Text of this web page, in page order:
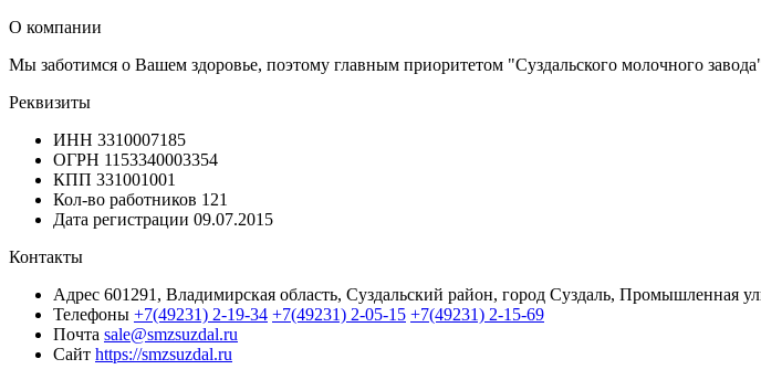
О компании
Мы заботимся о Вашем здоровье, поэтому главным приоритетом "Суздальского молочного
Реквизиты
ИНН 3310007185
ОГРН 1153340003354
КПП 331001001
Кол-во работников 121
Дата регистрации 09.07.2015
Контакты
Адрес 601291, Владимирская область, Суздальский район, город Суздаль, Промышленная
Телефоны +7(49231) 2-19-34 +7(49231) 2-05-15 +7(49231) 2-15-69
Почта sale@smzsuzdal.ru
Сайт https://smzsuzdal.ru